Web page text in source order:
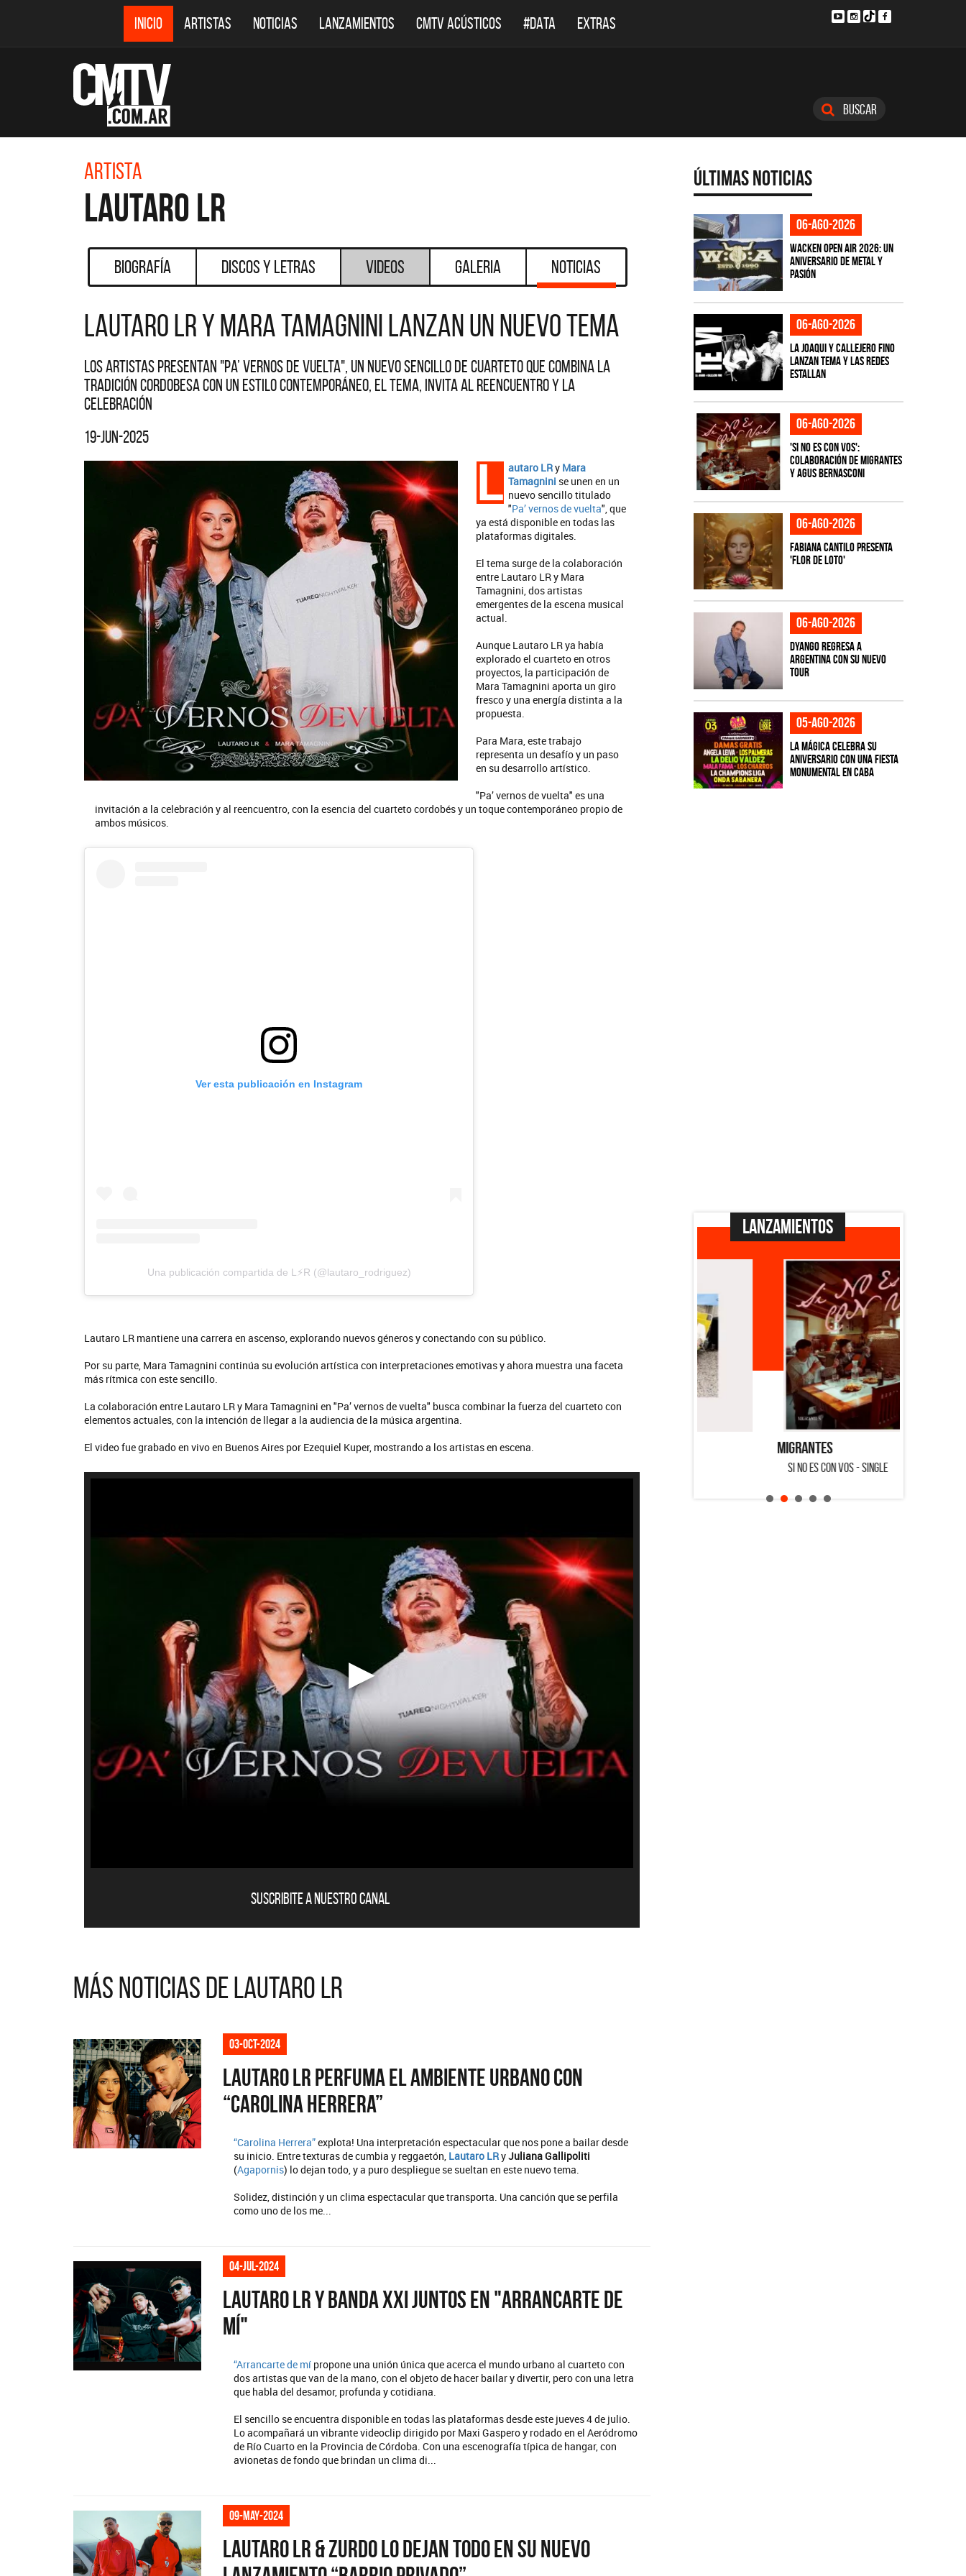
INICIO ARTISTAS NOTICIAS LANZAMIENTOS CMTV ACÚSTICOS #DATA EXTRAS
Buscar
Artista
Lautaro LR
Biografía Discos y Letras Videos Galeria Noticias
Lautaro LR y Mara Tamagnini lanzan un nuevo tema
Los artistas presentan "Pa’ vernos de vuelta", un nuevo sencillo de cuarteto que combina la
tradición cordobesa con un estilo contemporáneo, el tema, invita al reencuentro y la
celebración
19-jun-2025
L autaro LRy Mara
Tamagnini se unen en un
nuevo sencillo titulado
"Pa’ vernos de vuelta", que
ya está disponible en todas las
plataformas digitales.
El tema surge de la colaboración
entre Lautaro LR y Mara
Tamagnini, dos artistas
emergentes de la escena musical
actual.
Aunque Lautaro LR ya había
explorado el cuarteto en otros
proyectos, la participación de
Mara Tamagnini aporta un giro
fresco y una energía distinta a la
propuesta.
Para Mara, este trabajo
representa un desafío y un paso
en su desarrollo artístico.
"Pa’ vernos de vuelta" es una
invitación a la celebración y al reencuentro, con la esencia del cuarteto cordobés y un toque contemporáneo propio de
ambos músicos.
Ver esta publicación en Instagram
Una publicación compartida de L⚡R (@lautaro_rodriguez)
Lautaro LR mantiene una carrera en ascenso, explorando nuevos géneros y conectando con su público.
Por su parte, Mara Tamagnini continúa su evolución artística con interpretaciones emotivas y ahora muestra una faceta
más rítmica con este sencillo.
La colaboración entre Lautaro LR y Mara Tamagnini en "Pa’ vernos de vuelta" busca combinar la fuerza del cuarteto con
elementos actuales, con la intención de llegar a la audiencia de la música argentina.
El video fue grabado en vivo en Buenos Aires por Ezequiel Kuper, mostrando a los artistas en escena.
Suscribite a nuestro canal
Más noticias de Lautaro LR
03-oct-2024
Lautaro LR perfuma el ambiente urbano con
“Carolina Herrera”
“Carolina Herrera”explota! Una interpretación espectacular que nos pone a bailar desde
su inicio. Entre texturas de cumbia y reggaetón, Lautaro LRyJuliana Gallipoliti
(Agapornis) lo dejan todo, y a puro despliegue se sueltan en este nuevo tema.
Solidez, distinción y un clima espectacular que transporta. Una canción que se perfila
como uno de los me...
04-jul-2024
Lautaro LR y Banda XXI juntos en "Arrancarte de
mí"
“Arrancarte de mí propone una unión única que acerca el mundo urbano al cuarteto con
dos artistas que van de la mano, con el objeto de hacer bailar y divertir, pero con una letra
que habla del desamor, profunda y cotidiana.
El sencillo se encuentra disponible en todas las plataformas desde este jueves 4 de julio.
Lo acompañará un vibrante videoclip dirigido por Maxi Gaspero y rodado en el Aeródromo
de Río Cuarto en la Provincia de Córdoba. Con una escenografía típica de hangar, con
avionetas de fondo que brindan un clima di...
09-may-2024
Lautaro LR & Zurdo lo dejan todo en su nuevo
Últimas Noticias
06-ago-2026
Wacken Open Air 2026: Un
aniversario de metal y
pasión
06-ago-2026
La Joaqui y Callejero Fino
lanzan tema y las redes
estallan
06-ago-2026
'Si No Es Con Vos':
colaboración de Migrantes
y Agus Bernasconi
06-ago-2026
Fabiana Cantilo presenta
'Flor de Loto'
06-ago-2026
Dyango regresa a
Argentina con su nuevo
tour
05-ago-2026
La Mágica celebra su
aniversario con una fiesta
monumental en CABA
Lanzamientos
La Muela y Sus Amigos La Joaqui
SI NO ES CON VOS - SINGLE